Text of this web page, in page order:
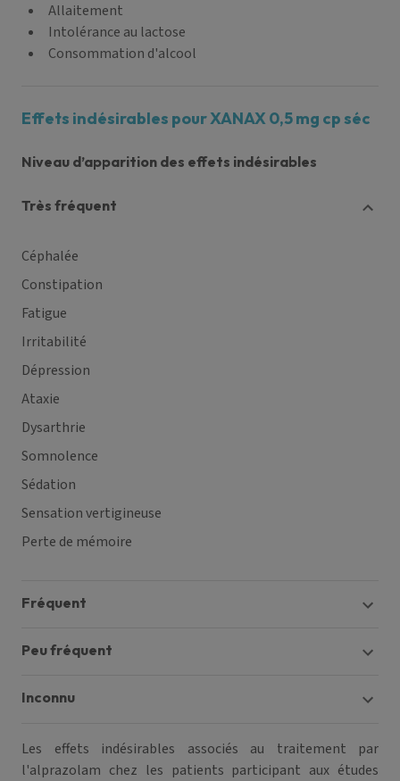
Allaitement
Intolérance au lactose
Consommation d'alcool
Effets indésirables pour XANAX 0,5 mg cp séc
Niveau d’apparition des effets indésirables
très fréquent
Céphalée
Constipation
Fatigue
Irritabilité
Dépression
Ataxie
Dysarthrie
Somnolence
Sédation
Sensation vertigineuse
Perte de mémoire
fréquent
peu fréquent
inconnu
Les effets indésirables associés au traitement par
l'alprazolam chez les patients participant aux études